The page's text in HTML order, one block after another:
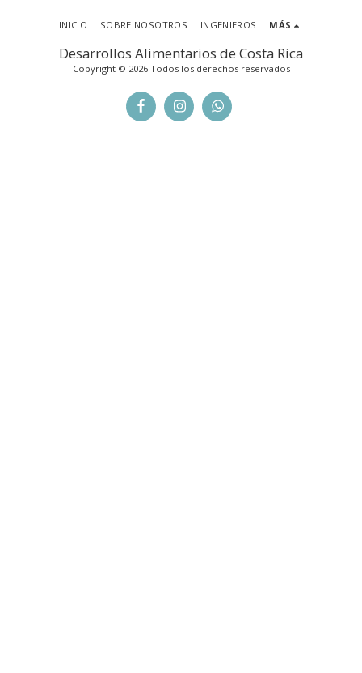
Desarrollos Alimentarios de Costa Rica
Copyright © 2026 Todos los derechos reservados
INICIO SOBRE NOSOTROS INGENIEROS MÁS